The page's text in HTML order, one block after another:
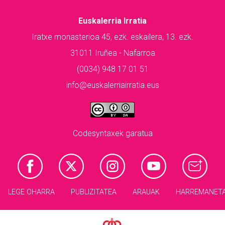
Euskalerria Irratia
Iratxe monasterioa 45, ezk. eskailera, 13. ezk.
31011 Iruñea - Nafarroa
(0034) 948 17 01 51
info@euskalerriairratia.eus
Codesyntaxek garatua
LEGE OHARRA PUBLIZITATEA ARAUAK